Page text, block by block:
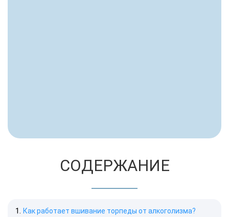
СОДЕРЖАНИЕ
Как работает вшивание торпеды от алкоголизма?